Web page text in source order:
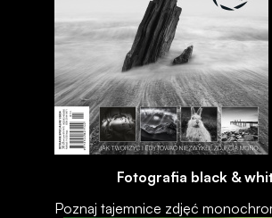
Fotografia black &
Poznaj tajemnice zdjęć